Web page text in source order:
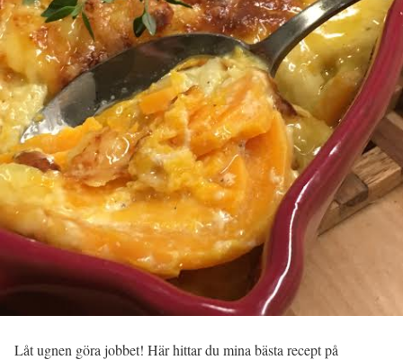
Låt ugnen göra jobbet! Här hittar du mina bästa recept på